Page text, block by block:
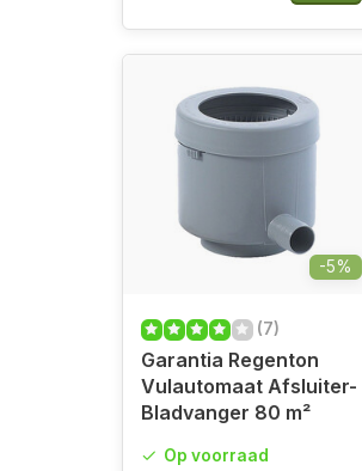
-5%
(7)
Garantia Regenton
Vulautomaat Afsluiter-
Bladvanger 80 m²
Op voorraad